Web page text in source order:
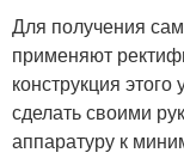
Для получения
применяют
конструкция
сделать своими
аппаратуру к